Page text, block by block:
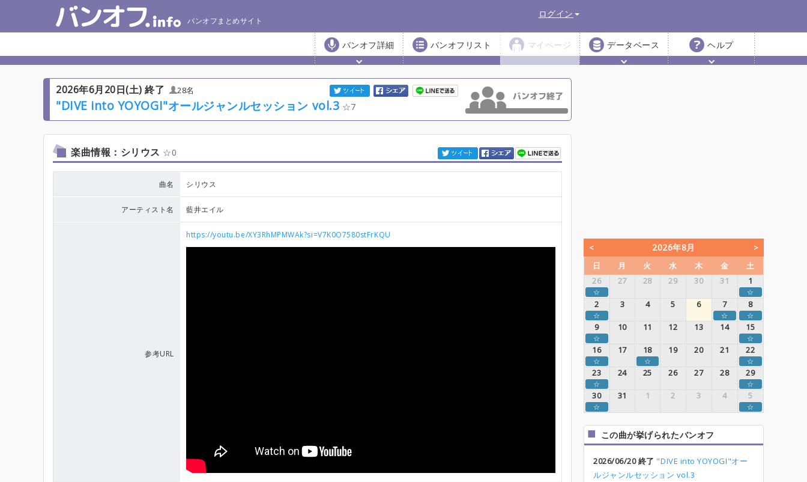
バンオフまとめサイト
ログイン
バンオフ詳細 バンオフリスト マイページ データベース ヘルプ
2026年6月20日(土) 終了 28名
"DIVE into YOYOGI"オールジャンルセッション vol.3 7
楽曲情報：シリウス 0
曲名 シリウス
アーティスト名 藍井エイル
参考URL
https://youtu.be/XY3RhMPMWAk?si=V7K0O7580stFrKQU
2026年8月
日 月 火 水 木 金
土
26
27 28 29 30 31 1
☆ ☆
2 3 4 5 6 7 8
☆ ☆ ☆
9 10 11 12 13 14 15
☆ ☆
16 17 18 19 20 21 22
☆ ☆ ☆
23 24 25 26 27 28 29
☆ ☆
30 31 1 2 3 4 5
☆ ☆
この曲が挙げられたバンオフ
2026/06/20 終了 "DIVE into YOYOGI"オー
ルジャンルセッション vol.3